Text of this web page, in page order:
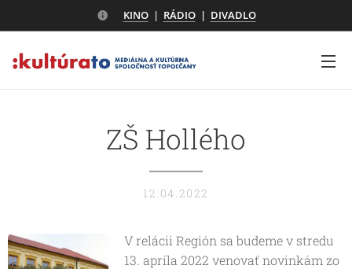
KINO| RÁDIO| DIVADLO
ZŠ Hollého
12.04.2022
V relácii Región sa budeme v stredu
13. apríla 2022 venovať novinkám zo